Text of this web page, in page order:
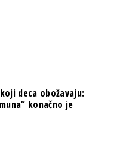
PULS REGIONA
NOVO NA RAFU
deca obožavaju:
konačno je